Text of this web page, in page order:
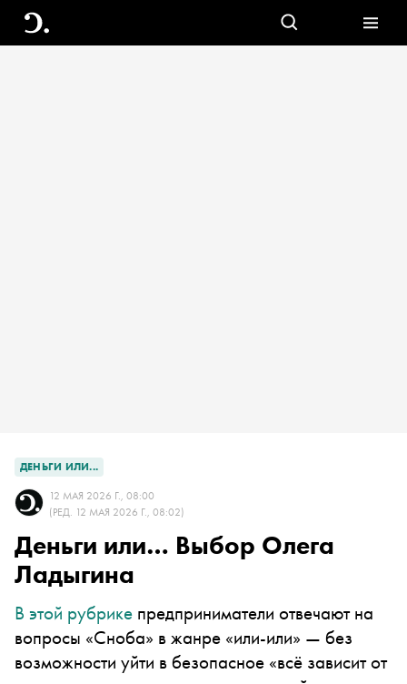
ДЕНЬГИ ИЛИ...
12 МАЯ 2026 Г., 08:00
(РЕД. 12 МАЯ 2026 Г., 08:02)
Деньги или… Выбор Олега
Ладыгина
В этой рубрике предприниматели отвечают на
вопросы «Сноба» в жанре «или-или» — без
возможности уйти в безопасное «всё зависит от